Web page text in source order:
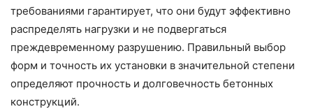
требованиями гарантирует, что они будут эффективно
распределять нагрузки и не подвергаться
преждевременному разрушению. Правильный выбор
форм и точность их установки в значительной степени
определяют прочность и долговечность бетонных
конструкций.